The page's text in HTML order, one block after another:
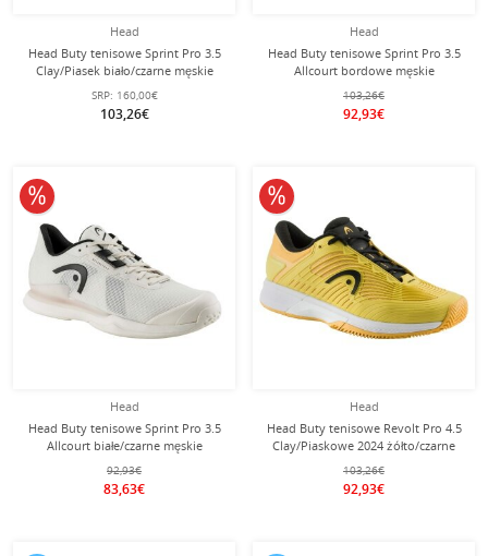
Head
Head Buty tenisowe Sprint Pro 3.5
Clay/Piasek biało/czarne męskie
SRP: 160,00€
103,26€
Head
Head Buty tenisowe Sprint Pro 3.5
Allcourt bordowe męskie
103,26€
92,93€
Head
Head Buty tenisowe Sprint Pro 3.5
Allcourt białe/czarne męskie
92,93€
83,63€
10% obniżone
Head
Head Buty tenisowe Revolt Pro 4.5
Clay/Piaskowe 2024 żółto/czarne
Męskie
103,26€
92,93€
10% obniżone